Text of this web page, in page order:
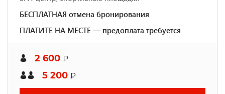
БЕСПЛАТНАЯ отмена бронирования
ПЛАТИТЕ НА МЕСТЕ — предоплата требуется
2 600 ₽
5 200 ₽